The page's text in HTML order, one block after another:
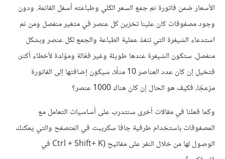
الأسعار ضمن فاتورة ثم جمع السعر الكلي وطباعته أسفل القائمة. ودون
وجود مصفوفات كان علينا تخزين كل عنصر في متغير منفصل ومن ثم
استدعاء الشيفرة التي تنفذ عملية الطباعة والجمع لكل عنصر وبشكل
منفصل. ستكون الشيفرة عندها طويلة وغير فعّالة وموّلدة لأخطاء أكثر.
فتخيل إن كان عدد العناصر 10 مثلًا، سيكون إضافتها إلى الفاتورة
مزعجًا، فكيف هو الحال إن كان هناك 1000 عنصر؟
وكما فعلنا في مقالات أخرى سنتدرب على أساسيات التعامل مع
المصفوفات باستخدام طرفية جافا سكريبت في المتصفح والتي يمكنك
الوصول لها من خلال النقر على مفاتيح (Ctrl + Shift+ K في